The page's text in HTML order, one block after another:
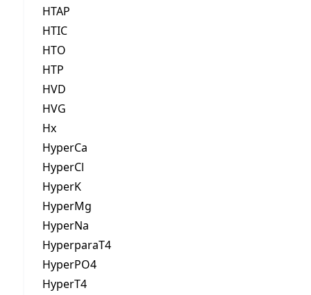
HTAP
HTIC
HTO
HTP
HVD
HVG
Hx
HyperCa
HyperCl
HyperK
HyperMg
HyperNa
HyperparaT4
HyperPO4
HyperT4